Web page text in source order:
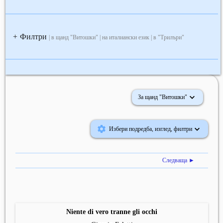
+ Филтри | в щанд "Витошки" | на италиански език | в "Трилъри"
За щанд "Витошки"
Избери подредба, изглед, филтри
Следваща ►
Niente di vero tranne gli occhi